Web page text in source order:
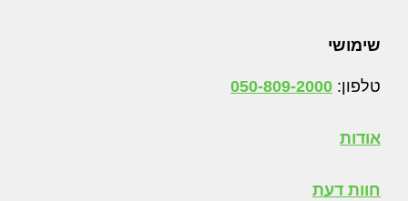
Footer
שימושי
טלפון: 050-809-2000
אודות
חוות דעת